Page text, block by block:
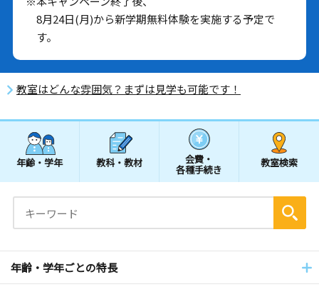
8月24日(月)から新学期無料体験を実施する予定で
す。
教室はどんな雰囲気？まずは見学も可能です！
年齢・学年 教科・教材 会費・
各種手続き
教室検索
年齢・学年ごとの特長